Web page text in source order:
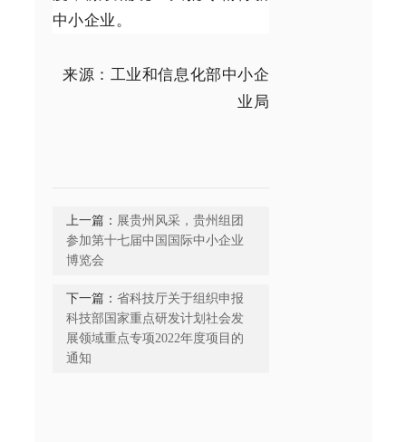
中小企业。
来源：工业和信息化部中小企
业局
上一篇： 展贵州风采，贵州组团
参加第十七届中国国际中小企业
博览会
下一篇： 省科技厅关于组织申报
科技部国家重点研发计划社会发
展领域重点专项2022年度项目的
通知